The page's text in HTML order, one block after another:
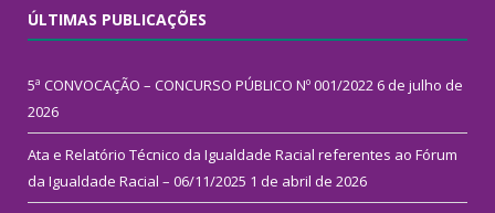
ÚLTIMAS PUBLICAÇÕES
5ª CONVOCAÇÃO – CONCURSO PÚBLICO Nº 001/2022 6 de julho de
2026
Ata e Relatório Técnico da Igualdade Racial referentes ao Fórum
da Igualdade Racial – 06/11/2025 1 de abril de 2026